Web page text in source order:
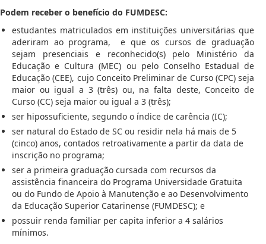
Podem receber o benefício do FUMDESC:
estudantes matriculados em instituições universitárias que
aderiram ao programa,
e que os cursos de graduação
sejam presenciais e reconhecido(s) pelo Ministério da
Educação e Cultura (MEC) ou pelo Conselho Estadual de
Educação (CEE), cujo Conceito Preliminar de Curso (CPC) seja
maior ou igual a 3 (três) ou, na falta deste, Conceito de
Curso (CC) seja maior ou igual a 3 (três);
ser hipossuficiente, segundo o índice de carência (IC);
ser natural do Estado de SC ou residir nela há mais de 5
(cinco) anos, contados retroativamente a partir da data de
inscrição no programa;
ser a primeira graduação cursada com recursos da
assistência financeira do Programa Universidade Gratuita
ou do Fundo de Apoio à Manutenção e ao Desenvolvimento
da Educação Superior Catarinense (FUMDESC); e
possuir renda familiar per capita inferior a 4 salários
mínimos.